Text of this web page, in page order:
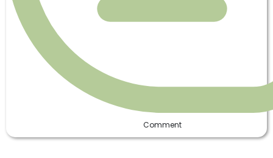
Comment